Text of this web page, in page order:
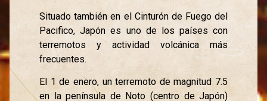
Situado también en el Cinturón de Fuego del
Pacifico, Japón es uno de los países con
terremotos y actividad volcánica más
frecuentes.
El 1 de enero, un terremoto de magnitud 7.5
en la península de Noto (centro de Japón)